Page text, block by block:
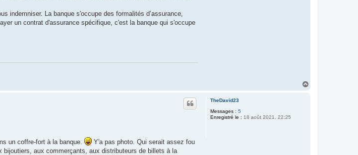
indemniser. La banque s'occupe des formalités d’assurance,
un contrat d'assurance spécifique, c'est la banque qui s'occupe
TheDavid23
Messages : 5
Enregistré le : 18 août 2021, 22:25
un coffre-fort à la banque.
Y'a pas photo. Qui serait assez fou
bijoutiers, aux commerçants, aux distributeurs de billets à la